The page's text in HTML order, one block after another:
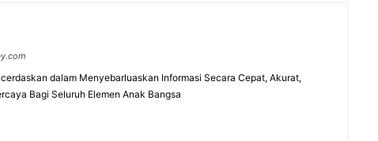
dalam Menyebarluaskan Informasi Secara Cepat, Akurat,
Bagi Seluruh Elemen Anak Bangsa